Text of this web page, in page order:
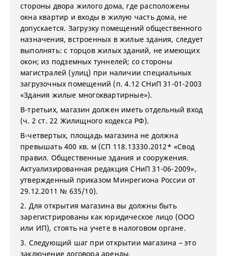
стороны двора жилого дома, где расположены
окна квартир и входы в жилую часть дома, не
допускается. Загрузку помещений общественного
назначения, встроенных в жилые здания, следует
выполнять: с торцов жилых зданий, не имеющих
окон; из подземных туннелей; со стороны
магистралей (улиц) при наличии специальных
загрузочных помещений (п. 4.12 СНиП 31-01-2003
«Здания жилые многоквартирные»).
В-третьих, магазин должен иметь отдельный вход
(ч. 2 ст. 22 Жилищного кодекса РФ).
В-четвертых, площадь магазина не должна
превышать 400 кв. м (СП 118.13330.2012* «Свод
правил. Общественные здания и сооружения.
Актуализированная редакция СНиП 31-06-2009»,
утвержденный приказом Минрегиона России от
29.12.2011 № 635/10).
2. Для открытия магазина вы должны быть
зарегистрированы как юридическое лицо (ООО
или ИП), стоять на учете в налоговом органе.
3. Следующий шаг при открытии магазина – это
заключение договора аренды.